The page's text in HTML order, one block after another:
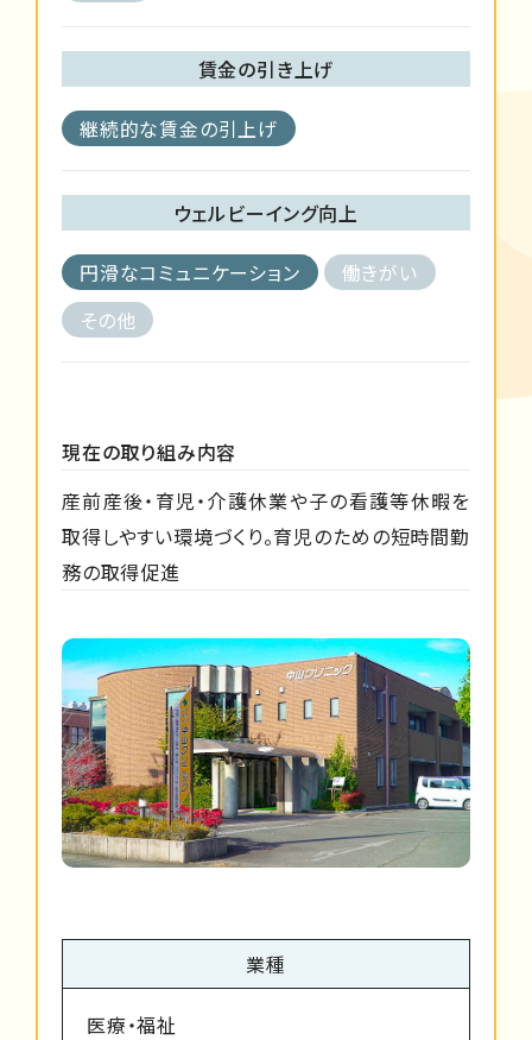
賃金の引き上げ
継続的な賃金の引上げ
ウェルビーイング向上
円滑なコミュニケーション
働きがい
その他
現在の取り組み内容
産前産後・育児・介護休業や子の看護等休暇を
取得しやすい環境づくり。育児のための短時間勤
務の取得促進
業種
医療・福祉